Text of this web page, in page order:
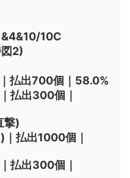
10C
2)
払出700個｜58.0%
払出300個｜
撃)
払出1000個｜
払出300個｜